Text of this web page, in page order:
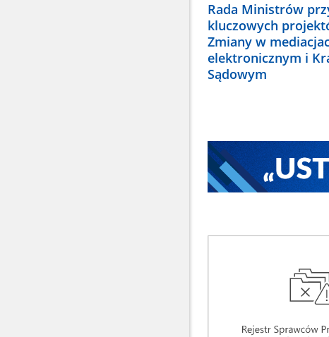
Rada Ministrów
kluczowych
Zmiany w
elektronicznym i
Sądowym